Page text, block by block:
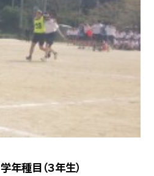
種目（３年生）